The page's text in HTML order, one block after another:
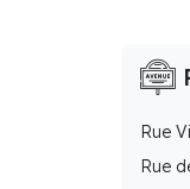
Rue
Rue